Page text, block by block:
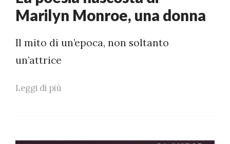
Marilyn Monroe, una donna
Il mito di un’epoca, non soltanto
un’attrice
Leggi di più